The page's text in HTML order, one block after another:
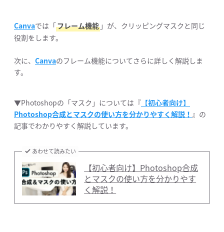
Canvaでは「フレーム機能 」が、クリッピングマスクと同じ
役割をします。
次に、 Canvaのフレーム機能についてさらに詳しく解説しま
す。
▼Photoshopの「マスク」については『 【初心者向け】
Photoshop合成とマスクの使い方を分かりやすく解説！ 』の
記事でわかりやすく解説しています。
あわせて読みたい
【初心者向け】Photoshop合成
とマスクの使い方を分かりやす
く解説！